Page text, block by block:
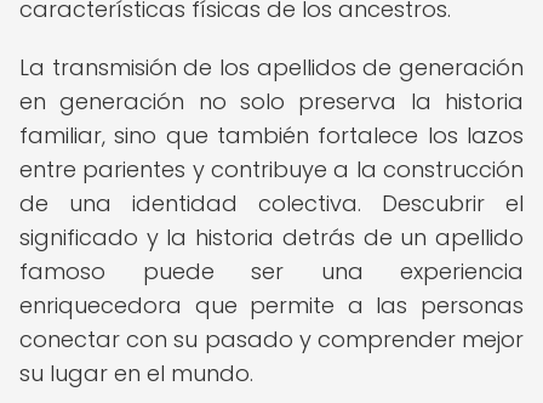
características físicas de los ancestros.
La transmisión de los apellidos de generación
en generación no solo preserva la historia
familiar, sino que también fortalece los lazos
entre parientes y contribuye a la construcción
de una identidad colectiva. Descubrir el
significado y la historia detrás de un apellido
famoso puede ser una experiencia
enriquecedora que permite a las personas
conectar con su pasado y comprender mejor
su lugar en el mundo.